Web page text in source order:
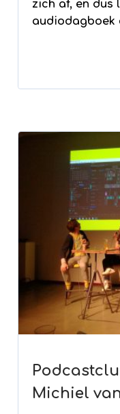
zich af, en dus
audiodagboek
Michiel